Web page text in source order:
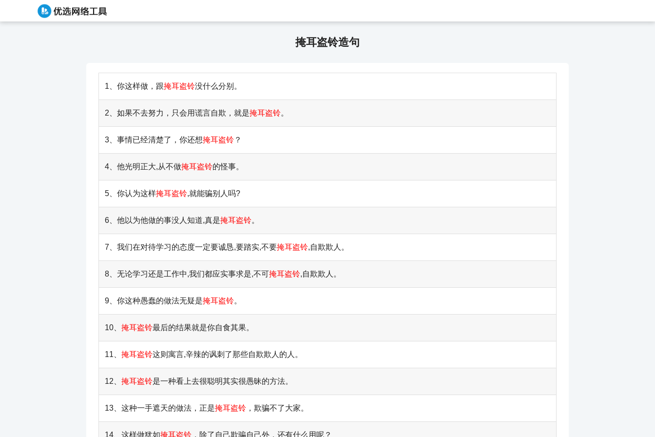
掩耳盗铃造句
1、你这样做，跟掩耳盗铃没什么分别。
2、如果不去努力，只会用谎言自欺，就是掩耳盗铃。
3、事情已经清楚了，你还想掩耳盗铃 ？
4、他光明正大,从不做掩耳盗铃的怪事。
5、你认为这样掩耳盗铃,就能骗别人吗?
6、他以为他做的事没人知道,真是掩耳盗铃。
7、我们在对待学习的态度一定要诚恳,要踏实,不要掩耳盗铃,自欺欺人。
8、无论学习还是工作中,我们都应实事求是,不可掩耳盗铃,自欺欺人。
9、你这种愚蠢的做法无疑是掩耳盗铃。
10、 掩耳盗铃最后的结果就是你自食其果。
11、 掩耳盗铃这则寓言,辛辣的讽刺了那些自欺欺人的人。
12、 掩耳盗铃是一种看上去很聪明其实很愚昧的方法。
13、这种一手遮天的做法，正是掩耳盗铃 ，欺骗不了大家。
14、这样做犹如掩耳盗铃 ，除了自己欺骗自己外，还有什么用呢？